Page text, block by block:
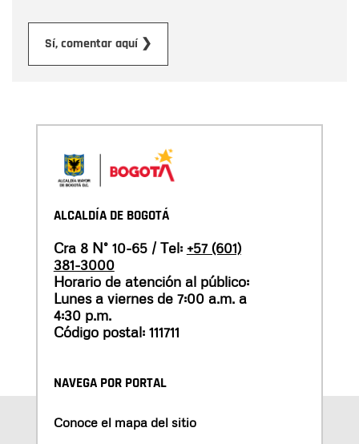
Sí, comentar aquí ❯
ALCALDÍA DE BOGOTÁ
Cra 8 N° 10-65 / Tel: +57 (601)
381-3000
Horario de atención al público:
Lunes a viernes de 7:00 a.m. a
4:30 p.m.
Código postal: 111711
NAVEGA POR PORTAL
Conoce el mapa del sitio